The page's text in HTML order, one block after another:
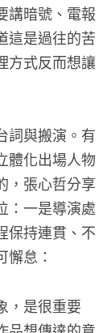
講暗號、電報
這是過往的苦
方式反而想讓
詞與搬演。有
體化出場人物
，張心哲分享
：一是導演處
保持連貫、不
怠：
，是很重要